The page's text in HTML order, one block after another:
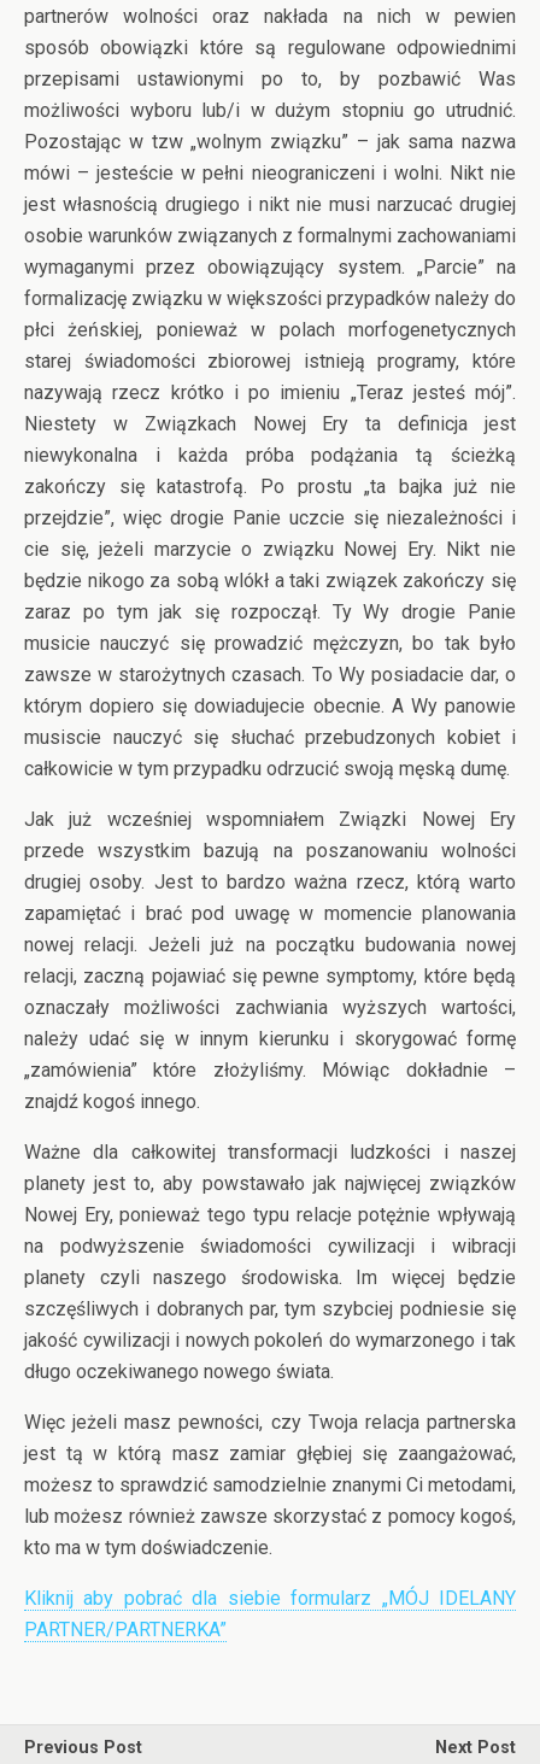
partnerów wolności oraz nakłada na nich w pewien
sposób obowiązki które są regulowane odpowiednimi
przepisami ustawionymi po to, by pozbawić Was
możliwości wyboru lub/i w dużym stopniu go utrudnić.
Pozostając w tzw „wolnym związku” – jak sama nazwa
mówi – jesteście w pełni nieograniczeni i wolni. Nikt nie
jest własnością drugiego i nikt nie musi narzucać drugiej
osobie warunków związanych z formalnymi zachowaniami
wymaganymi przez obowiązujący system. „Parcie” na
formalizację związku w większości przypadków należy do
płci żeńskiej, ponieważ w polach morfogenetycznych
starej świadomości zbiorowej istnieją programy, które
nazywają rzecz krótko i po imieniu „Teraz jesteś mój”.
Niestety w Związkach Nowej Ery ta definicja jest
niewykonalna i każda próba podążania tą ścieżką
zakończy się katastrofą. Po prostu „ta bajka już nie
przejdzie”, więc drogie Panie uczcie się niezależności i
cie się, jeżeli marzycie o związku Nowej Ery. Nikt nie
będzie nikogo za sobą wlókł a taki związek zakończy się
zaraz po tym jak się rozpoczął. Ty Wy drogie Panie
musicie nauczyć się prowadzić mężczyzn, bo tak było
zawsze w starożytnych czasach. To Wy posiadacie dar, o
którym dopiero się dowiadujecie obecnie. A Wy panowie
musiscie nauczyć się słuchać przebudzonych kobiet i
całkowicie w tym przypadku odrzucić swoją męską dumę.
Jak już wcześniej wspomniałem Związki Nowej Ery
przede wszystkim bazują na poszanowaniu wolności
drugiej osoby. Jest to bardzo ważna rzecz, którą warto
zapamiętać i brać pod uwagę w momencie planowania
nowej relacji. Jeżeli już na początku budowania nowej
relacji, zaczną pojawiać się pewne symptomy, które będą
oznaczały możliwości zachwiania wyższych wartości,
należy udać się w innym kierunku i skorygować formę
„zamówienia” które złożyliśmy. Mówiąc dokładnie –
znajdź kogoś innego.
Ważne dla całkowitej transformacji ludzkości i naszej
planety jest to, aby powstawało jak najwięcej związków
Nowej Ery, ponieważ tego typu relacje potężnie wpływają
na podwyższenie świadomości cywilizacji i wibracji
planety czyli naszego środowiska. Im więcej będzie
szczęśliwych i dobranych par, tym szybciej podniesie się
jakość cywilizacji i nowych pokoleń do wymarzonego i tak
długo oczekiwanego nowego świata.
Więc jeżeli masz pewności, czy Twoja relacja partnerska
jest tą w którą masz zamiar głębiej się zaangażować,
możesz to sprawdzić samodzielnie znanymi Ci metodami,
lub możesz również zawsze skorzystać z pomocy kogoś,
kto ma w tym doświadczenie.
Kliknij aby pobrać dla siebie formularz „MÓJ IDELANY
PARTNER/PARTNERKA”
Previous Post Next Post